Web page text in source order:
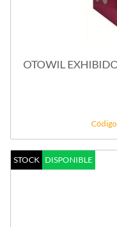
OTOWIL
STOCK DISPONIBLE